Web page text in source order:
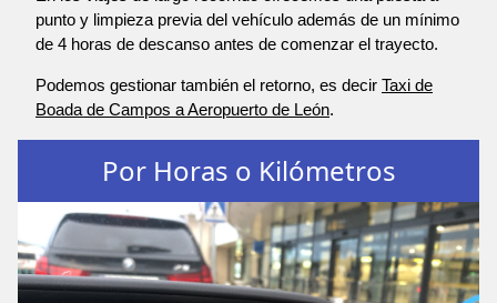
punto y limpieza previa del vehículo además de un mínimo
de 4 horas de descanso antes de comenzar el trayecto.
Podemos gestionar también el retorno, es decir Taxi de
Boada de Campos a Aeropuerto de León.
Por Horas o Kilómetros